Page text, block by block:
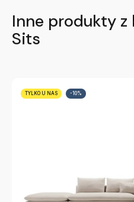
Inne produkty z
Sits
TYLKO U NAS -10%